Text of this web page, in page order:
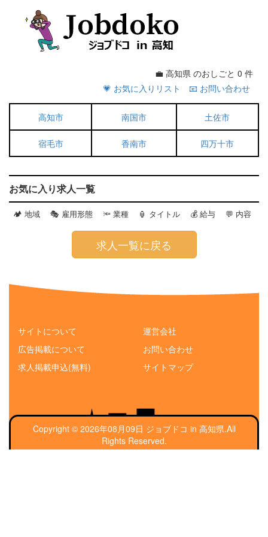
💼 高知県 のおしごと 0 件
💗 お気に入りリスト
📧 お問い合わせ
高知市 南国市 土佐市
宿毛市 香南市 四万十市
お気に入り求人一覧
🏕 地域 🎭 雇用形態 🔦 業種 🏮 タイトル 💰 給与 💬 内容
求人一覧に戻る
サイトについて
運営会社
広告掲載について
お問い合わせ
求人掲載申込(無料)
サイトマップ
Copyright © 2026年08月09日 ジョブドコ in 高知県.All
Rights Reserved.